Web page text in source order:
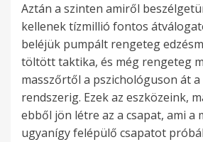
Aztán a szinten amiről
kellenek tízmillió fontos
beléjük pumpált rengeteg
töltött taktika, és még rengeteg
masszőrtől a pszichológuson át
rendszerig. Ezek az eszközeink,
ebből jön létre az a csapat, ami a
ugyanígy felépülő csapatot